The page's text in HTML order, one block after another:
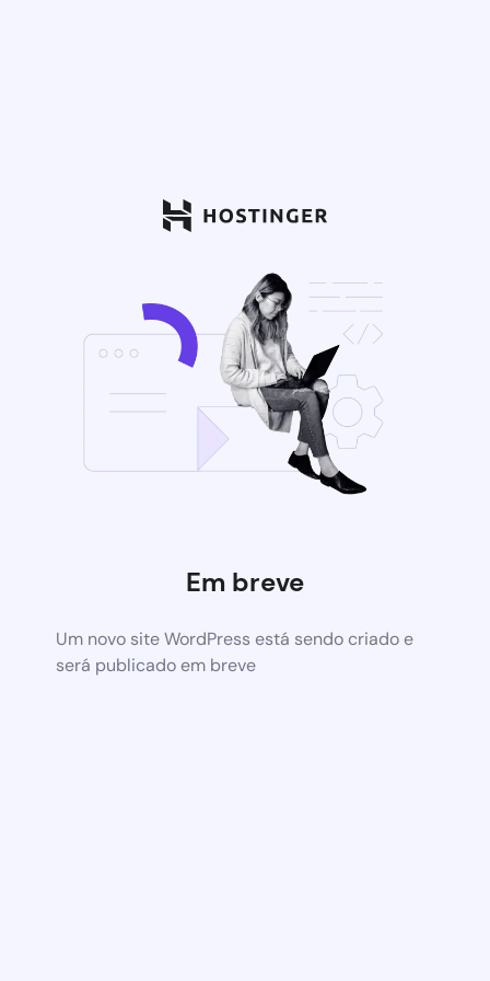
Em breve
Um novo site WordPress está sendo criado e
será publicado em breve